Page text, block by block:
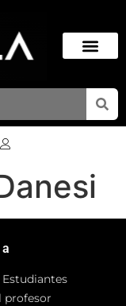
Estudiantes
profesor